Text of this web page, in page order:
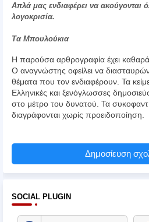
Απλά μας ενδιαφέρει να ακούγονται
λογοκρισία.
Τα Μπουλούκια
Η παρούσα αρθρογραφία έχει
Ο αναγνώστης οφείλει να
θέματα που τον ενδιαφέρουν. Τα
Ελληνικές και ξενόγλωσσες
στο μέτρο του δυνατού. Τα
διαγράφονται χωρίς προειδοποίηση.
Δημοσίευση
SOCIAL PLUGIN